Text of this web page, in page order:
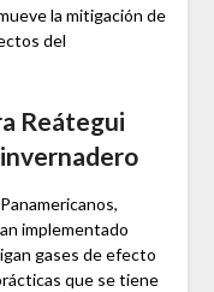
la mitigación de
del
Reátegui
implementado
gases de efecto
que se tiene